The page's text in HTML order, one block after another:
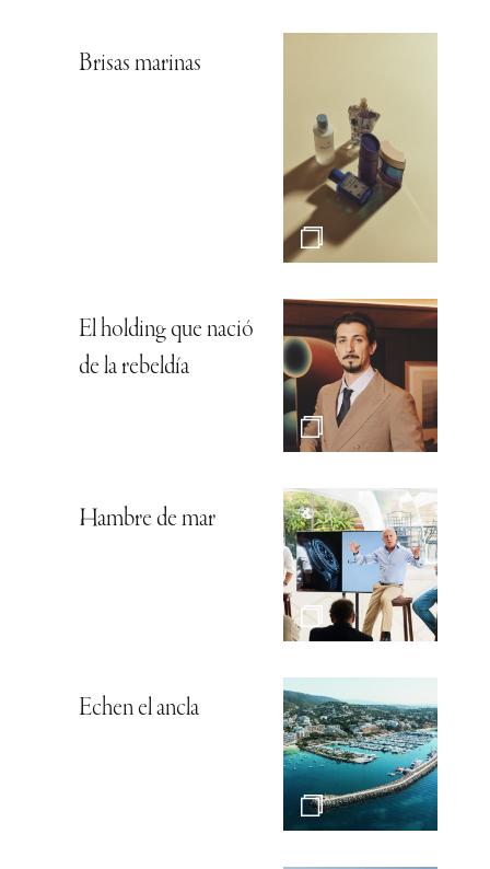
Brisas marinas
El holding que nació
de la rebeldía
Hambre de mar
Echen el ancla